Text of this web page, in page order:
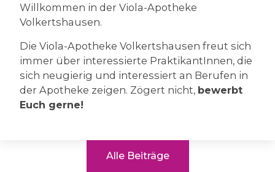
Willkommen in der Viola-Apotheke
Volkertshausen.
Die Viola-Apotheke Volkertshausen freut sich
immer über interessierte PraktikantInnen, die
sich neugierig und interessiert an Berufen in
der Apotheke zeigen. Zögert nicht, bewerbt
Euch gerne!
Alle Beiträge